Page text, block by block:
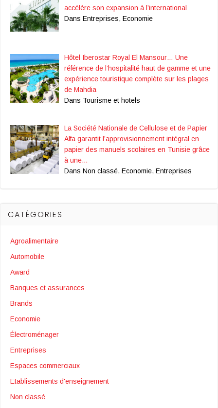
accélère son expansion à l’international
Dans Entreprises, Economie
Hôtel Iberostar Royal El Mansour… Une
référence de l’hospitalité haut de gamme et une
expérience touristique complète sur les plages
de Mahdia
Dans Tourisme et hotels
La Société Nationale de Cellulose et de Papier
Alfa garantit l’approvisionnement intégral en
papier des manuels scolaires en Tunisie grâce
à une…
Dans Non classé, Economie, Entreprises
CATÉGORIES
Agroalimentaire
Automobile
Award
Banques et assurances
Brands
Economie
Électroménager
Entreprises
Espaces commerciaux
Etablissements d'enseignement
Non classé